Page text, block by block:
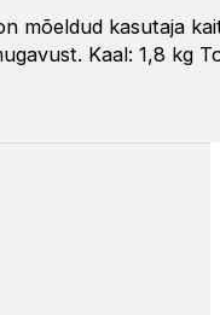
mõeldud kasutaja
Kaal: 1,8 kg